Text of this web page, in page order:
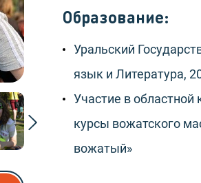
Образование:
Уральский
язык и Литература,
Участие в областной
курсы вожатского
вожатый»